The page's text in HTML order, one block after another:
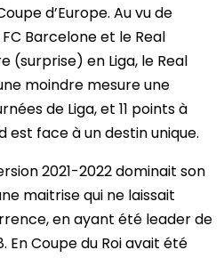
d’Europe. Au vu de
Barcelone et le Real
(surprise) en Liga, le Real
moindre mesure une
de Liga, et 11 points à
est face à un destin unique.
2021-2022 dominait son
maitrise qui ne laissait
en ayant été leader de
En Coupe du Roi avait été